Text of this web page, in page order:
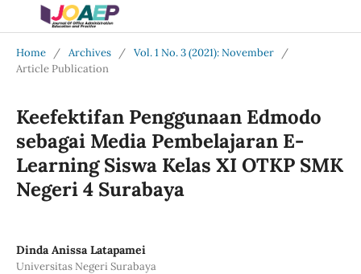
Home / Archives / Vol. 1 No. 3 (2021): November
/
Article Publication
Keefektifan Penggunaan Edmodo
sebagai Media Pembelajaran E-
Learning Siswa Kelas XI OTKP SMK
Negeri 4 Surabaya
Dinda Anissa Latapamei
Universitas Negeri Surabaya